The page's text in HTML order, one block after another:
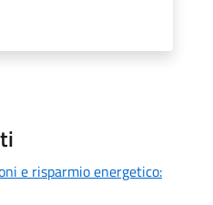
e risparmio energetico: